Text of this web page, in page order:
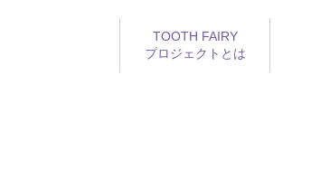
TOOTH FAIRY
プロジェクトとは